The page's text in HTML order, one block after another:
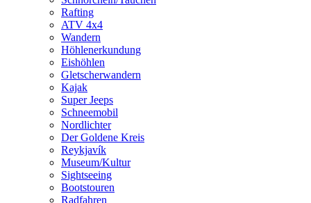
Rafting
ATV 4x4
Wandern
Höhlenerkundung
Eishöhlen
Gletscherwandern
Kajak
Super Jeeps
Schneemobil
Nordlichter
Der Goldene Kreis
Reykjavík
Museum/Kultur
Sightseeing
Bootstouren
Radfahren